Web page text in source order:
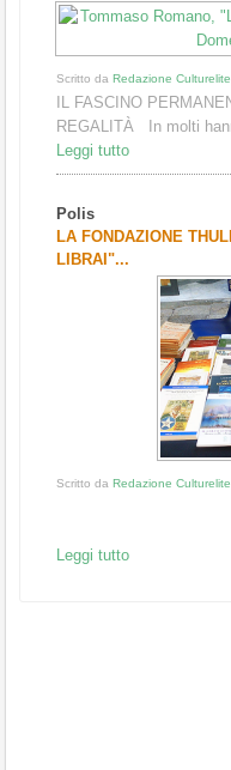
Scritto da Redazione Culturelite
IL FASCINO
REGALITÀ In molti
Leggi tutto
Polis
LA FONDAZIONE
LIBRAI"...
Scritto da Redazione Culturelite
Leggi tutto